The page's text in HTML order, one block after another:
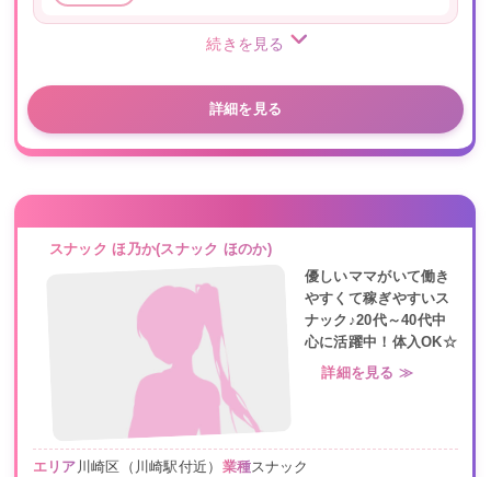
続きを見る
詳細を見る
スナック ほ乃か(スナック ほのか)
優しいママがいて働き
やすくて稼ぎやすいス
ナック♪20代～40代中
心に活躍中！体入OK☆
詳細を見る ≫
エリア 川崎区（川崎駅付近） 業種スナック